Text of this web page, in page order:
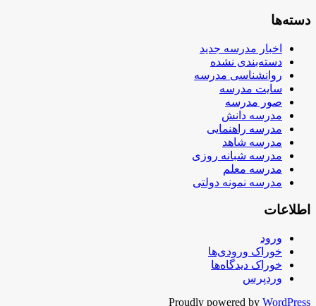
دسته‌ها
اخبار مدرسه جدید
دسته‌بندی نشده
روانشناسی مدرسه
سایت مدرسه
صور مدرسه
مدرسه دانش
مدرسه راهنمایی
مدرسه شاهد
مدرسه شبانه روزی
مدرسه معلم
مدرسه نمونه دولتی
اطلاعات
ورود
خوراک ورودی‌ها
خوراک دیدگاه‌ها
وردپرس
Proudly powered by WordPress